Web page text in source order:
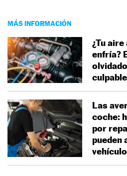
MÁS INFORMACIÓN
¿Tu
enfría?
culpable
Las
coche:
por
pueden
vehículo